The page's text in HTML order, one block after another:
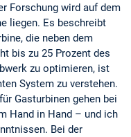
Forschung wird auf dem
liegen. Es beschreibt
die neben dem
bis zu 25 Prozent des
zu optimieren, ist
System zu verstehen.
Gasturbinen gehen bei
Hand in Hand – und ich
Bei der